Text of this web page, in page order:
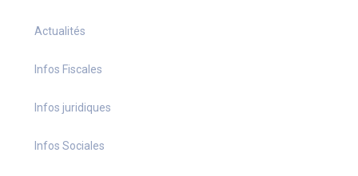
Actualités
Infos Fiscales
Infos juridiques
Infos Sociales